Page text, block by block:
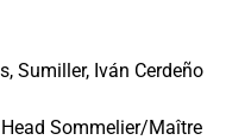
Sumiller, Iván Cerdeño
Sommelier/Maître